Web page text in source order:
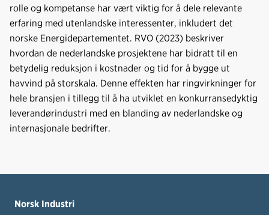
rolle og kompetanse har vært viktig for å dele relevante
erfaring med utenlandske interessenter, inkludert det
norske Energidepartementet. RVO (2023) beskriver
hvordan de nederlandske prosjektene har bidratt til en
betydelig reduksjon i kostnader og tid for å bygge ut
havvind på storskala. Denne effekten har ringvirkninger for
hele bransjen i tillegg til å ha utviklet en konkurransedyktig
leverandørindustri med en blanding av nederlandske og
internasjonale bedrifter.
Norsk Industri